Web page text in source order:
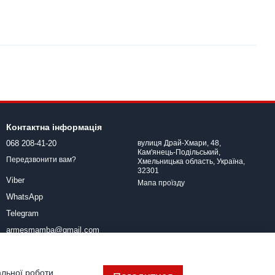
Контактна інформація
068 208-41-20
Передзвонити вам?
Viber
WhatsApp
Telegram
armesmamba@gmail.com
вулиця Драй-Хмари, 48,
Кам'янець-Подільський,
Хмельницька область, Україна,
32301
Мапа проїзду
роботи